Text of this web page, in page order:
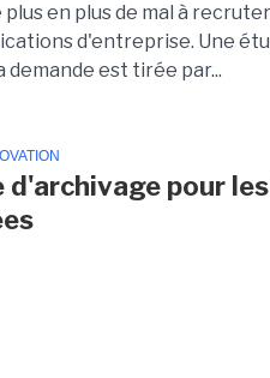
en plus de mal à
d'entreprise. Une
est tirée par...
d'archivage pour